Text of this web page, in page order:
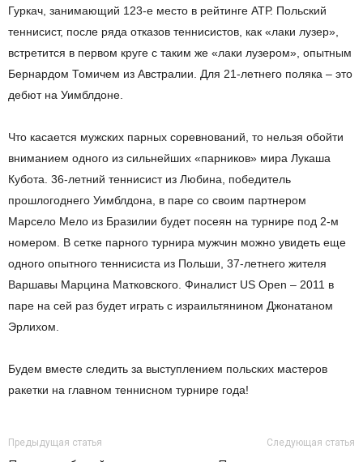
Гуркач, занимающий 123-е место в рейтинге АТР. Польский
теннисист, после ряда отказов теннисистов, как «лаки лузер»,
встретится в первом круге с таким же «лаки лузером», опытным
Бернардом Томичем из Австралии. Для 21-летнего поляка – это
дебют на Уимблдоне.
Что касается мужских парных соревнований, то нельзя обойти
вниманием одного из сильнейших «парников» мира Лукаша
Кубота. 36-летний теннисист из Любина, победитель
прошлогоднего Уимблдона, в паре со своим партнером
Марсело Мело из Бразилии будет посеян на турнире под 2-м
номером. В сетке парного турнира мужчин можно увидеть еще
одного опытного теннисиста из Польши, 37-летнего жителя
Варшавы Марцина Матковского. Финалист US Open – 2011 в
паре на сей раз будет играть с израильтянином Джонатаном
Эрлихом.
Будем вместе следить за выступлением польских мастеров
ракетки на главном теннисном турнире года!
Предыдущая статья Следующая статья